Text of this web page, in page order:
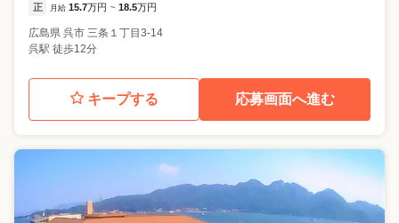
正 月給 15.7万円 ~ 18.5万円
広島県 呉市 三条１丁目3-14
呉駅 徒歩12分
キープする 応募画面へ進む